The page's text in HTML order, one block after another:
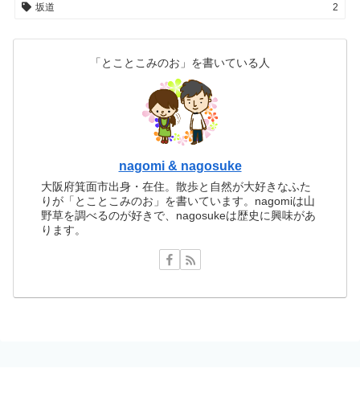
坂道 2
「とことこみのお」を書いている人
nagomi & nagosuke
大阪府箕面市出身・在住。散歩と自然が大好きなふた
りが「とことこみのお」を書いています。nagomiは山
野草を調べるのが好きで、nagosukeは歴史に興味があ
ります。